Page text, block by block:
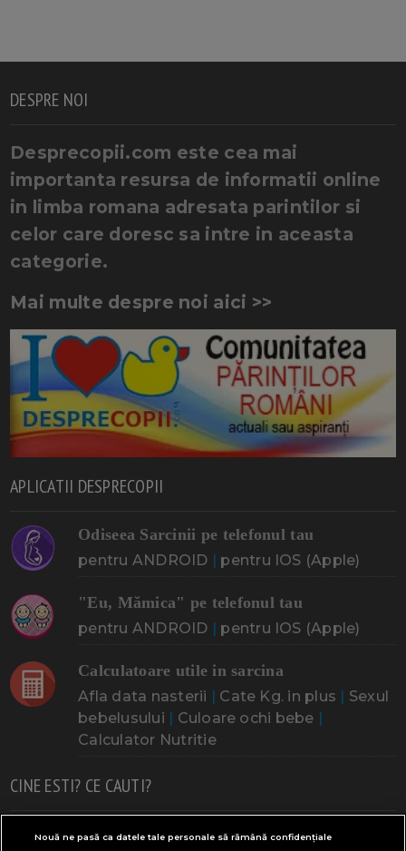
DESPRE NOI
Desprecopii.com este cea mai
importanta resursa de informatii online
in limba romana adresata parintilor si
celor care doresc sa intre in aceasta
categorie.
Mai multe despre noi aici >>
APLICATII DESPRECOPII
Odiseea Sarcinii pe telefonul tau
pentru ANDROID pentru IOS (Apple)
"Eu, Mămica" pe telefonul tau
pentru ANDROID pentru IOS (Apple)
Calculatoare utile in sarcina
Afla data nasterii Cate Kg. in plus
Sexul
bebelusului
Culoare ochi bebe
Calculator Nutritie
CINE ESTI? CE CAUTI?
Doresc un copil Adoptia Probleme cu sarcina
Nouă ne pasă ca datele tale personale să rămână confidențiale